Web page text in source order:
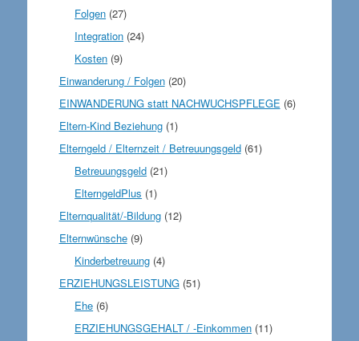
Folgen (27)
Integration (24)
Kosten (9)
Einwanderung / Folgen(20)
EINWANDERUNG statt NACHWUCHSPFLEGE (6)
Eltern-Kind Beziehung(1)
Elterngeld / Elternzeit / Betreuungsgeld(61)
Betreuungsgeld (21)
ElterngeldPlus (1)
Elternqualität/-Bildung(12)
Elternwünsche(9)
Kinderbetreuung (4)
ERZIEHUNGSLEISTUNG(51)
Ehe (6)
ERZIEHUNGSGEHALT / -Einkommen (11)